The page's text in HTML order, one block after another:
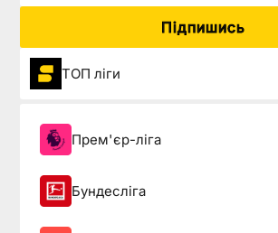
Підпишись
ТОП ліги
Прем'єр-ліга
Бундесліга